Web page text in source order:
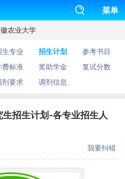
菜单
农业大学
生专业 招生计划
参考书目
费标准 奖助学金
复试分数
剂要求 调剂信息
招生计划-各专业招生人
我要纠错